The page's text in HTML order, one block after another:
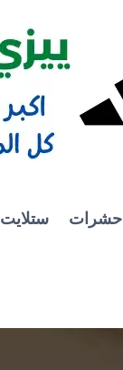
حشرات ستلايت